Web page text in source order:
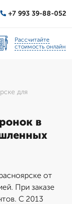
+7 993 39-88-052
Рассчитайте
стоимость онлайн
для
в
от
При заказе
С 2013